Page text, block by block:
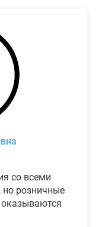
со всеми
розничные
оказываются